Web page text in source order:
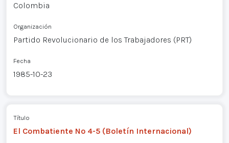
Colombia
Organización
Partido Revolucionario de los Trabajadores (PRT)
Fecha
1985-10-23
Título
El Combatiente Nº 4-5 (Boletín Internacional)